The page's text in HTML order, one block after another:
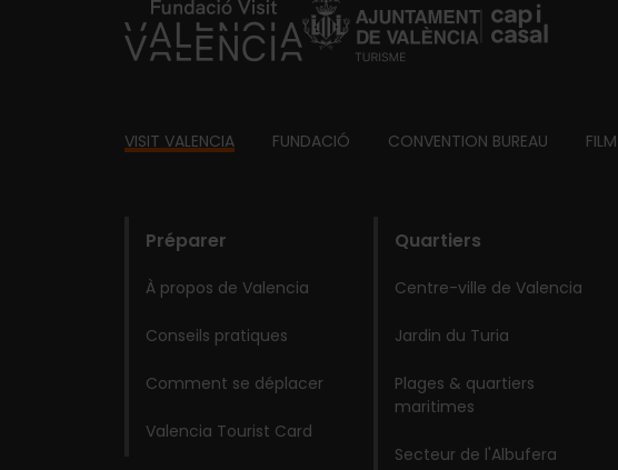
https://fundacion.visitvalencia.com/
Footer
VISIT VALENCIA FUNDACIÓ CONVENTION BUREAU
Préparer
À propos de Valencia
Conseils pratiques
Comment se déplacer
Valencia Tourist Card
Quartiers
Centre-ville de Valencia
Jardin du Turia
Plages & quartiers
maritimes
Secteur de l'Albufera